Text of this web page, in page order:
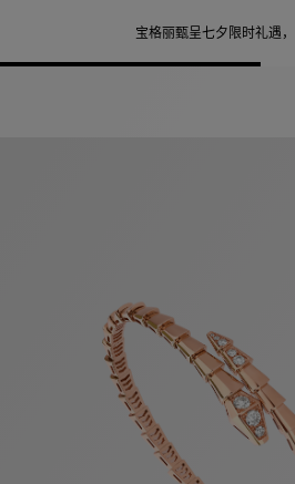
宝格丽甄呈七夕限时礼遇，